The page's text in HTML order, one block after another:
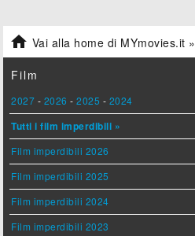
 Vai alla home di MYmovies.it »
Film
2027 - 2026 -2025 - 2024
Tutti i film imperdibili »
Film imperdibili 2026
Film imperdibili 2025
Film imperdibili 2024
Film imperdibili 2023